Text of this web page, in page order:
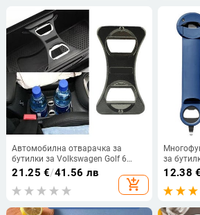
Автомобилна отварачка за
бутилки за Volkswagen Golf 6
Jettas MK5 MK6 GTI Scirocco за
кола с централна конзола
Поставка за чаша Кутия за
21.25 €/41.56 лв
add_shopping_cart
за
от
12.38 €